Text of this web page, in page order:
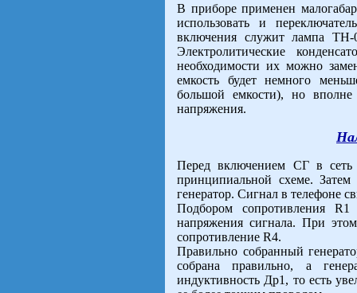
В приборе применен
использовать и
включения служит лампа ТН-
Электролитические
необходимости их можно
емкость будет немного
большой емкости), но вполне
напряжения.
Перед включением СГ в сеть
принципиальной схеме.
генератор. Сигнал в телефоне
Подбором сопротивления
напряжения сигнала. При
сопротивление R4.
Правильно собранный
собрана правильно, а
индуктивность Др1, то есть